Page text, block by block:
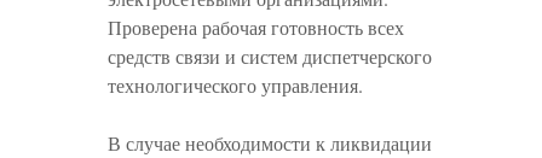
Проверена рабочая готовность всех
средств связи и систем диспетчерского
технологического управления.
В случае необходимости к ликвидации